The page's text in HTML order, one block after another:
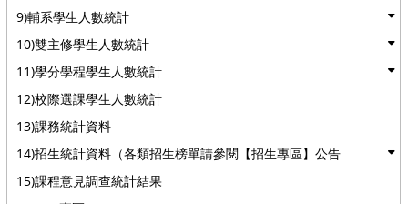
9)輔系學生人數統計
10)雙主修學生人數統計
11)學分學程學生人數統計
12)校際選課學生人數統計
13)課務統計資料
14)招生統計資料（各類招生榜單請參閱【招生專區】公告
15)課程意見調查統計結果